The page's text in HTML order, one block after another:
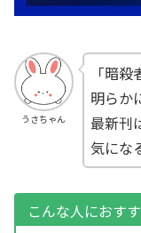
うさちゃん
「暗
明らか
最新刊
気にな
こんな人におすす